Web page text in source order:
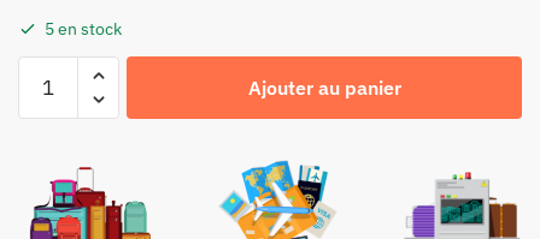
5 en stock
Ajouter au panier